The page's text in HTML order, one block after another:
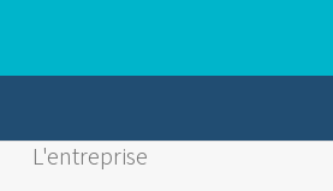
L'entreprise